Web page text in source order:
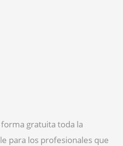
gratuita toda la
para los profesionales que